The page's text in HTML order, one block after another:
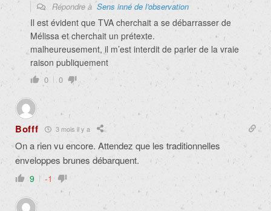
Répondre à Sens inné de l'observation
Il est évident que TVA cherchait a se débarrasser de
Mélissa et cherchait un prétexte.
malheureusement, il m’est interdit de parler de la vraie
raison publiquement
0 0
Bofff 3 mois il y a
On a rien vu encore. Attendez que les traditionnelles
enveloppes brunes débarquent.
9 -1